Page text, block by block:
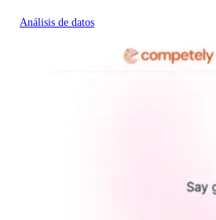
Análisis de datos